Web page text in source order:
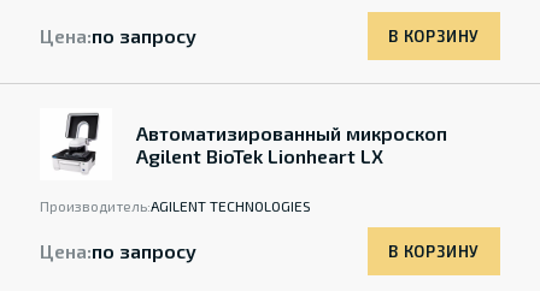
Цена:по запросу В КОРЗИНУ
Автоматизированный микроскоп
Agilent BioTek Lionheart LX
Производитель:AGILENT TECHNOLOGIES
Цена:по запросу В КОРЗИНУ